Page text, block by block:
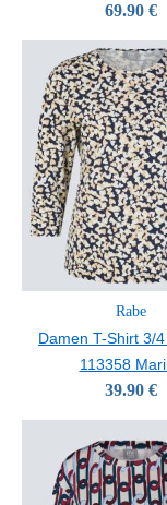
69.90 €
Rabe
Damen T-Shirt 3/
113358
39.90 €